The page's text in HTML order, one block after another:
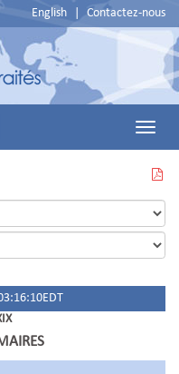
English Contactez-nous
Main
CETTE
PAGE
EN
PDF